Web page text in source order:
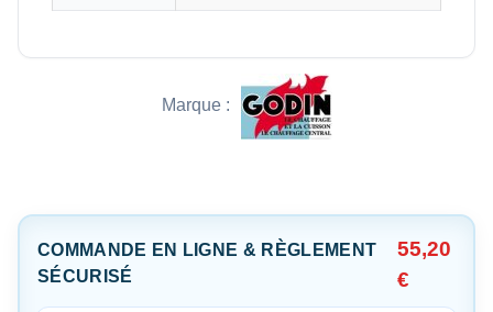
Marque :
COMMANDE EN LIGNE & RÈGLEMENT
SÉCURISÉ
55,20
€